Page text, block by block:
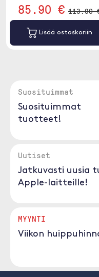
85.90 € 113.90
Lisää ostoskoriin
Suosituimmat
Suosituimmat
tuotteet!
Uutiset
Jatkuvasti uusia
Apple-laitteille!
MYYNTI
Viikon